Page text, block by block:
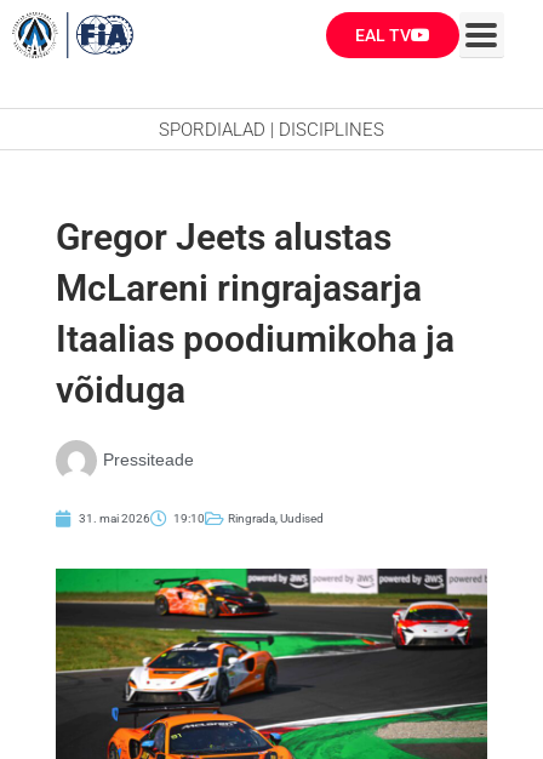
Skip
to
EAL TV
SPORDIALAD | DISCIPLINES
Gregor Jeets alustas
McLareni ringrajasarja
Itaalias poodiumikoha ja
võiduga
Pressiteade
31. mai 2026 19:10 Ringrada ,Uudised